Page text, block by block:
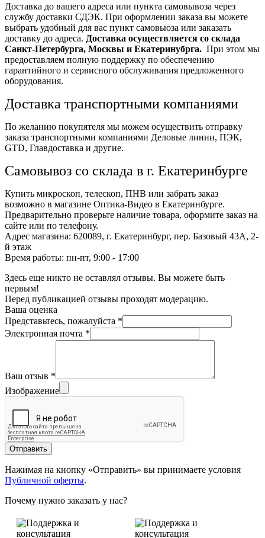
Доставка до вашего адреса или пункта самовывоза через
службу доставки СДЭК. При оформлении заказа вы можете
выбрать удобный для вас пункт самовыоза или заказать
доставку до адреса. Доставка осуществляется со склада
Санкт-Петербурга, Москвы и Екатеринубрга. При этом мы
предоставляем полную поддержку по обеспечению
гарантийного и сервисного обслуживания предложенного
оборудования.
Доставка транспортными компаниями
По желанию покупятеля мы можем осуществить отправку
заказа транспортными компаниями Деловые линии, ПЭК,
GTD, Главдоставка и другие.
Самовывоз со склада в г. Екатеринбурге
Купить микроскоп, телескоп, ПНВ или забрать заказ
возможно в магазине Оптика-Видео в Екатеринбурге.
Предварительно проверьте наличие товара, оформите заказ на
сайте или по телефону.
Адрес магазина: 620089, г. Екатеринбург, пер. Базовый 43А, 2-
й этаж
Время работы: пн-пт, 9:00 - 17:00
Здесь еще никто не оставлял отзывы. Вы можете быть
первым!
Перед публикацией отзывы проходят модерацию.
Ваша оценка
Представьтесь, пожалуйста *
Электронная почта *
Ваш отзыв *
Изображение
Отправить
Нажимая на кнопку «Отправить» вы принимаете условия
Публичной оферты.
Почему нужно заказать у нас?